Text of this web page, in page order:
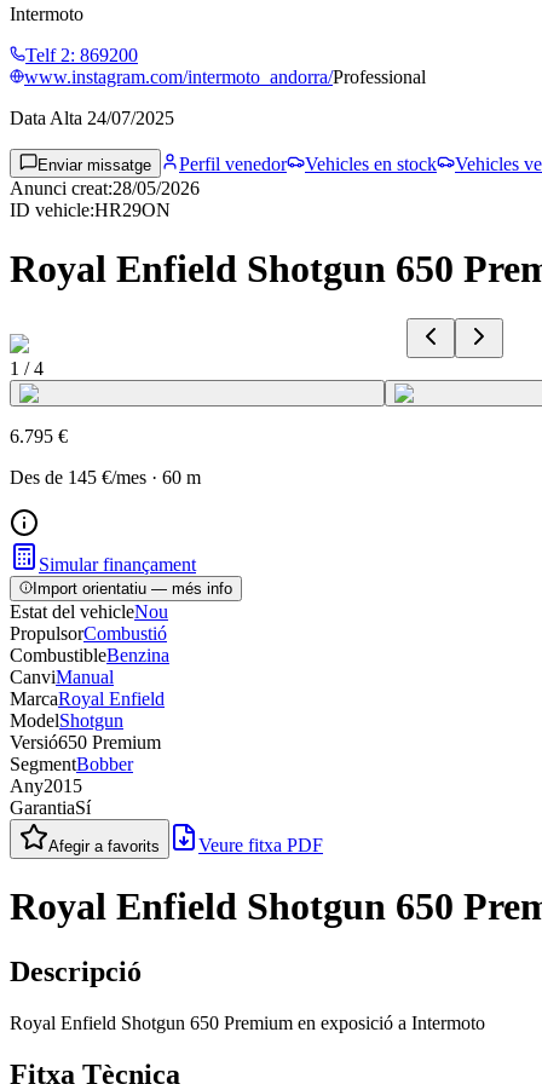
Intermoto
Telf 2: 869200
www.instagram.com/intermoto_andorra/Professional
Data Alta 24/07/2025
Enviar missatge Perfil venedor Vehicles en stock
Vehicles
Anunci creat:28/05/2026
ID vehicle:HR29ON
Royal Enfield Shotgun 650
1 /4
6.795 €
Des de 145 €/mes · 60 m
Simular finançament
Import orientatiu — més info
Estat del vehicleNou
PropulsorCombustió
CombustibleBenzina
CanviManual
MarcaRoyal Enfield
ModelShotgun
Versió650 Premium
SegmentBobber
Any2015
GarantiaSí
Afegir a favorits Veure fitxa PDF
Royal Enfield Shotgun 650
Descripció
Royal Enfield Shotgun 650 Premium en exposició a Intermoto
Fitxa Tècnica